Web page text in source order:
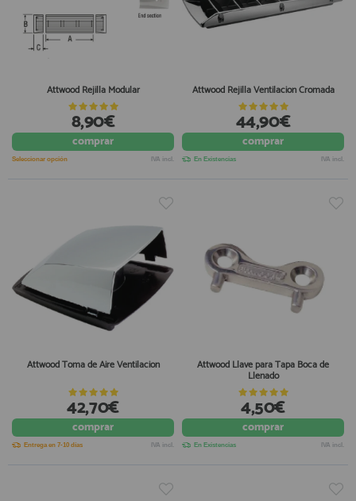
Attwood Rejilla Modular
8,90€
comprar
Seleccionar opción IVA incl.
Attwood Rejilla Ventilacion Cromada
44,90€
comprar
En Existencias IVA incl.
Attwood Toma de Aire Ventilacion
42,70€
comprar
Entrega en 7-10 días IVA incl.
Attwood Llave para Tapa Boca de
Llenado
4,50€
comprar
En Existencias IVA incl.